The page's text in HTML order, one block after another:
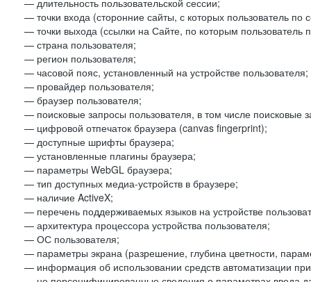
— длительность пользовательской сессии;
— точки входа (сторонние сайты, с которых пользователь по
— точки выхода (ссылки на Сайте, по которым пользователь
— страна пользователя;
— регион пользователя;
— часовой пояс, установленный на устройстве пользователя;
— провайдер пользователя;
— браузер пользователя;
— поисковые запросы пользователя, в том числе поисковые
— цифровой отпечаток браузера (canvas fingerprint);
— доступные шрифты браузера;
— установленные плагины браузера;
— параметры WebGL браузера;
— тип доступных медиа-устройств в браузере;
— наличие ActiveX;
— перечень поддерживаемых языков на устройстве
— архитектура процессора устройства пользователя;
— ОС пользователя;
— параметры экрана (разрешение, глубина цветности,
— информация об использовании средств автоматизации